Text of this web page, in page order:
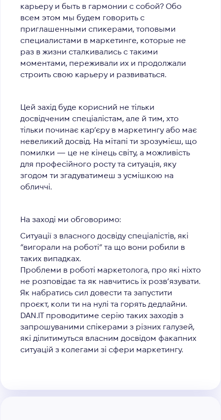
карьеру и быть в гармонии с собой? Обо
всем этом мы будем говорить с
приглашенными спикерами, топовыми
специалистами в маркетинге, которые не
раз в жизни сталкивались с такими
моментами, переживали их и продолжали
строить свою карьеру и развиваться.
Цей захід буде корисний не тільки
досвідченим спеціалістам, але й тим, хто
тільки починає кар’єру в маркетингу або має
невеликий досвід. На мітапі ти зрозумієш, що
помилки — це не кінець світу, а можливість
для професійного росту та ситуація, яку
згодом ти згадуватимеш з усмішкою на
обличчі.
На заході ми обговоримо:
Ситуації з власного досвіду спеціалістів, які
“вигорали на роботі” та що вони робили в
таких випадках.
Проблеми в роботі маркетолога, про які ніхто
не розповідає та як навчитись їх розв’язувати.
Як набратись сил довести та запустити
проєкт, коли ти на нулі та горять дедлайни.
DAN.IT проводитиме серію таких заходів з
запрошуваними спікерами з різних галузей,
які ділитимуться власним досвідом факапних
ситуацій з колегами зі сфери маркетингу.